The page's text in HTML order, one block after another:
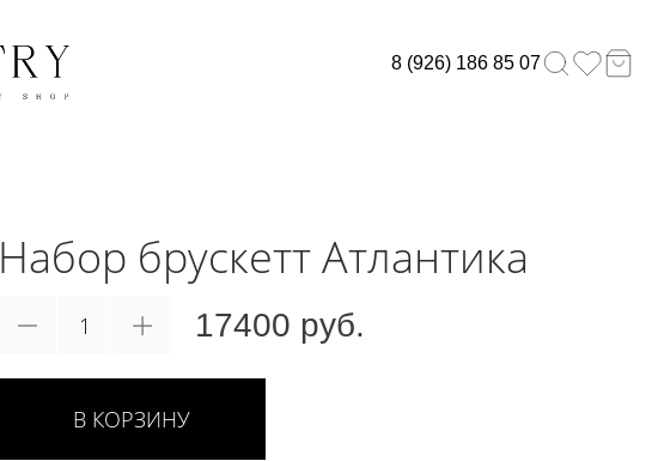
8 (926) 186 85 07
Набор брускетт Атлантика
17400 руб.
В КОРЗИНУ